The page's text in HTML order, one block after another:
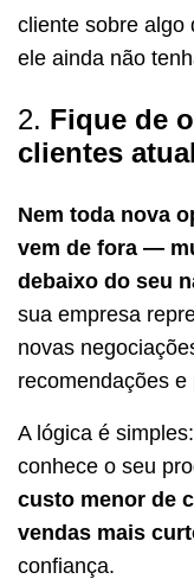
cliente sobre algo
ele ainda não
2. Fique de
clientes atual
Nem toda nova
vem de fora —
debaixo do seu
sua empresa
novas
recomendações
A lógica é
conhece o seu
custo menor de
vendas mais
confiança.